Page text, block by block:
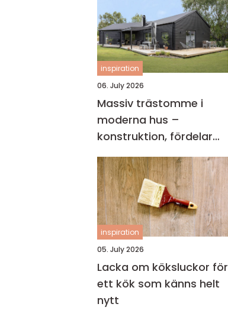
inspiration
06. July 2026
Massiv trästomme i
moderna hus –
konstruktion, fördelar
och arkitektur för
hållbart byggande
inspiration
05. July 2026
Lacka om köksluckor för
ett kök som känns helt
nytt